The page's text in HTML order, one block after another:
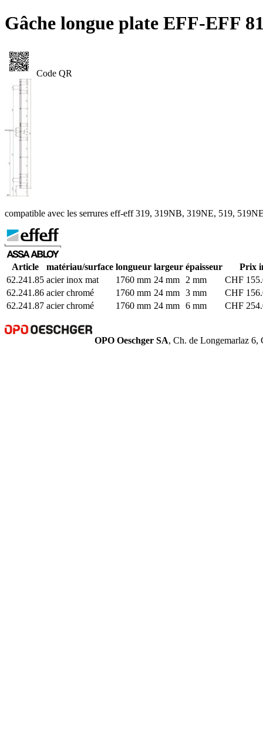
Gâche longue plate EFF-EFF
Code QR
compatible avec les serrures eff-eff 319, 319NB, 319NE, 519,
Article matériau/surface longueur largeur épaisseur
Prix
62.241.85 acier inox mat 1760 mm 24 mm 2 mm
CHF
62.241.86 acier chromé 1760 mm 24 mm 3 mm
CHF
62.241.87 acier chromé 1760 mm 24 mm 6 mm CHF
OPO Oeschger SA, Ch. de Longemarlaz 6,